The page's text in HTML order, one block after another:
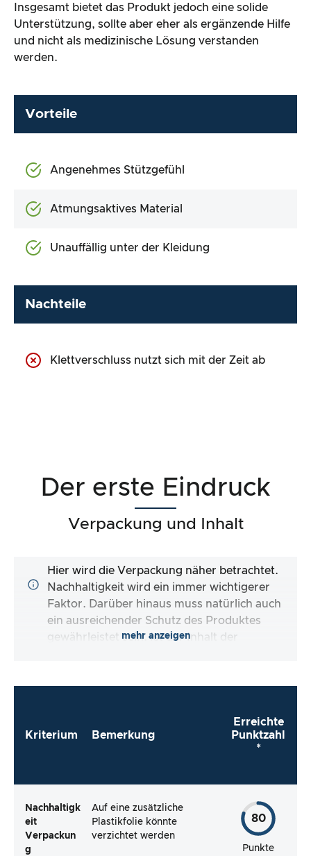
Insgesamt bietet das Produkt jedoch eine solide
Unterstützung, sollte aber eher als ergänzende Hilfe
und nicht als medizinische Lösung verstanden
werden.
Vorteile
Angenehmes Stützgefühl
Atmungsaktives Material
Unauffällig unter der Kleidung
Nachteile
Klettverschluss nutzt sich mit der Zeit ab
Der erste Eindruck
Verpackung und Inhalt
Hier wird die Verpackung näher betrachtet.
Nachhaltigkeit wird ein immer wichtigerer
Faktor. Darüber hinaus muss natürlich auch
ein ausreichender Schutz des Produktes
gewährleistet sein. Ist der Inhalt der
direkt zu verwenden?
mehr anzeigen
Kriterium Bemerkung
Erreichte
Punktzahl
*
Nachhaltigk
eit
Verpackun
g
Auf eine zusätzliche
Plastikfolie könnte
verzichtet werden
80
Punkte